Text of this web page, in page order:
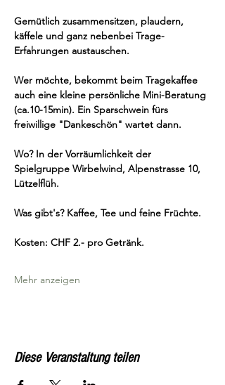
Gemütlich zusammensitzen, plaudern,
käffele und ganz nebenbei Trage-
Erfahrungen austauschen.
Wer möchte, bekommt beim Tragekaffee
auch eine kleine persönliche Mini-Beratung
(ca.10-15min). Ein Sparschwein fürs
freiwillige "Dankeschön" wartet dann.
Wo? In der Vorräumlichkeit der
Spielgruppe Wirbelwind, Alpenstrasse 10,
Lützelflüh.
Was gibt's? Kaffee, Tee und feine Früchte.
Kosten: CHF 2.- pro Getränk.
Mehr anzeigen
Diese Veranstaltung teilen